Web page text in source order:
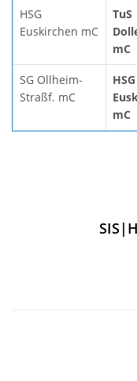
HSG
Euskirchen mC
TuS
mC
SG Ollheim-
Straßf. mC
HSG
mC